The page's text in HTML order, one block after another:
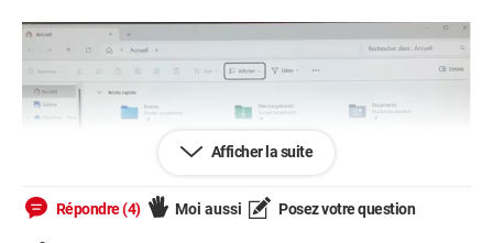
Afficher la suite
Répondre (4) Moi aussi Posez votre question